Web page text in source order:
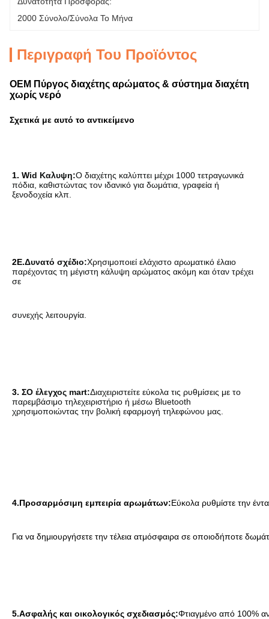
2000 Σύνολο/σύνολα Το Μήνα
Περιγραφή Του Προϊόντος
OEM Πύργος διαχέτης αρώματος & σύστημα διαχέτη
χωρίς νερό
Σχετικά με αυτό το αντικείμενο
1. Wid Καλυψη:Ο διαχέτης καλύπτει μέχρι 1000 τετραγωνικά
πόδια, καθιστώντας τον ιδανικό για δωμάτια, γραφεία ή
ξενοδοχεία κλπ.
2Ε.Δυνατό σχέδιο:Χρησιμοποιεί ελάχιστο αρωματικό έλαιο
παρέχοντας τη μέγιστη κάλυψη αρώματος ακόμη και όταν τρέχει
σε
συνεχής λειτουργία.
3. ΣΟ έλεγχος mart:Διαχειριστείτε εύκολα τις ρυθμίσεις με το
παρεμβάσιμο τηλεχειριστήριο ή μέσω Bluetooth
χρησιμοποιώντας την βολική εφαρμογή τηλεφώνου μας.
4.Προσαρμόσιμη εμπειρία αρωμάτων:Εύκολα ρυθμίστε την
Για να δημιουργήσετε την τέλεια ατμόσφαιρα σε οποιοδήποτε
5.Ασφαλής και οικολογικός σχεδιασμός:Φτιαγμένο από 100%